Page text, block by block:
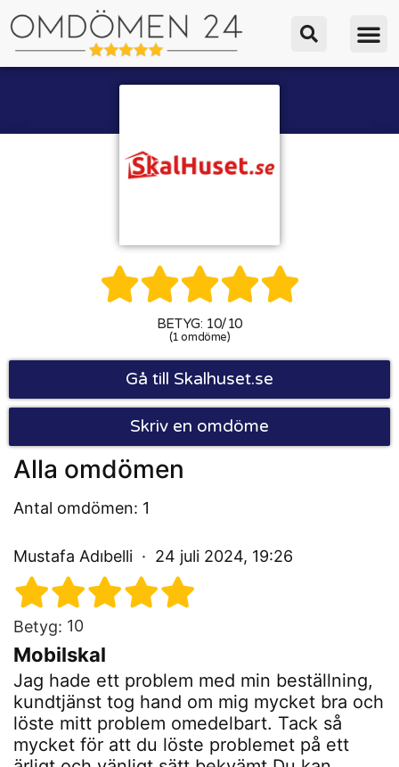

BETYG: 10/10
(1 omdöme)
Gå till Skalhuset.se
Skriv en omdöme
Alla omdömen
Antal omdömen: 1
Mustafa Adıbelli 24 juli 2024, 19:26
Betyg: 10
Mobilskal
Jag hade ett problem med min beställning,
kundtjänst tog hand om mig mycket bra och
löste mitt problem omedelbart. Tack så
mycket för att du löste problemet på ett